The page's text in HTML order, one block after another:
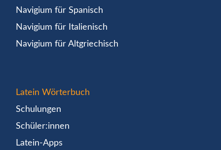
Navigium für Spanisch
Navigium für Italienisch
Navigium für Altgriechisch
Latein Wörterbuch
Schulungen
Schüler:innen
Latein-Apps